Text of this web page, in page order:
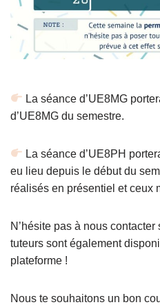
La séance d’UE8MG
d’UE8MG du semestre.
La séance d’UE8PH
eu lieu depuis le début du
réalisés en présentiel et ceux
N’hésite pas à nous
tuteurs sont également
plateforme !
Nous te souhaitons un bon